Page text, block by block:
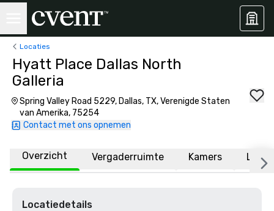
Locaties
Hyatt Place Dallas North
Galleria
Spring Valley Road 5229, Dallas, TX, Verenigde Staten
van Amerika, 75254
Contact met ons opnemen
Overzicht Vergaderruimte Kamers
Locatiedetails